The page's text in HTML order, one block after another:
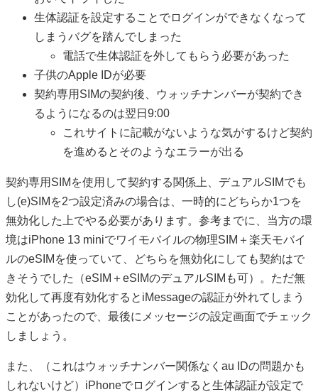
生体認証を設定することでログインができなくなって
しまうバグを踏んでしまった
電話で生体認証を外してもらう必要があった
子供のApple IDが必要
契約専用SIMの契約後、ウォッチナンバーが契約でき
るようになるのは翌日9:00
これサイトに記載がないような気がするけど契約
を進めるとそのようなエラーが出る
契約専用SIMを使用して契約する関係上、デュアルSIMでも
し(e)SIMを2つ設定済みの場合は、一時的にどちらか1つを
無効化した上でやる必要があります。参考までに、当方の環
境はiPhone 13 miniでワイモバイルの物理SIM＋楽天モバイ
ルのeSIMを使っていて、どちらを無効化にしても契約はで
きそうでした（eSIM＋eSIMのデュアルSIMも可）。ただ無
効化して再度有効化するとiMessageの認証が外れてしまう
ことがあったので、最後にメッセージの設定画面でチェック
しましょう。
また、（これはウォッチナンバー関係なくau IDの問題かも
しれないけど）iPhoneでログインすると生体認証が設定で